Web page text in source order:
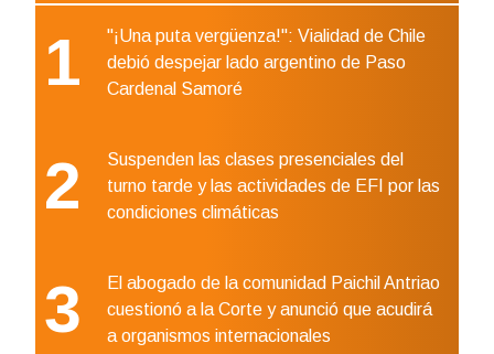
1
"¡Una puta vergüenza!": Vialidad de Chile
debió despejar lado argentino de Paso
Cardenal Samoré
2
Suspenden las clases presenciales del
turno tarde y las actividades de EFI por las
condiciones climáticas
3
El abogado de la comunidad Paichil Antriao
cuestionó a la Corte y anunció que acudirá
a organismos internacionales